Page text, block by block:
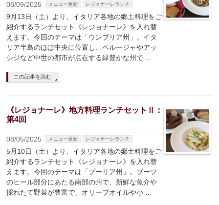
08/09/2025 メニュー更新 レジョナーレランチ
9月13日（土）より、イタリア各地の郷土料理をご
紹介するランチセット《レジョナーレ》を入れ替
えます。今回のテーマは「ウンブリア州」。イタ
リア半島のほぼ中央に位置し、ペルージャやアッ
シジなど中世の都市が点在する緑豊かな州で …
この記事を読む
《レジョナーレ》地方料理ランチセットⅡ：
第4回
08/05/2025 メニュー更新 レジョナーレランチ
5月10日（土）より、イタリア各地の郷土料理をご
紹介するランチセット《レジョナーレ》を入れ替
えます。今回のテーマは「プーリア州」。ブーツ
のヒール部分にあたる南部の州で、新鮮な魚介や
採れたて野菜が豊富で、オリーブオイルや小 …